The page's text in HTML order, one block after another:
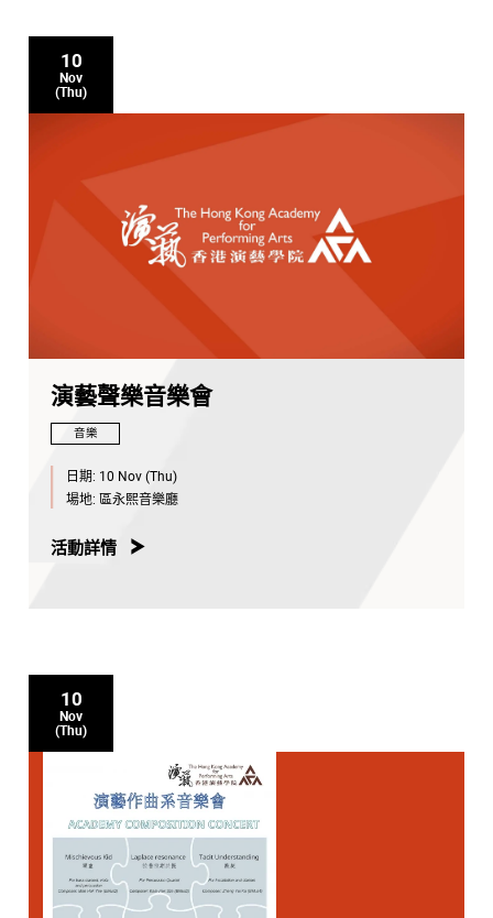
10
Nov
(Thu)
演藝聲樂音樂會
音樂
日期: 10 Nov (Thu)
場地: 區永熙音樂廳
活動詳情
10
Nov
(Thu)